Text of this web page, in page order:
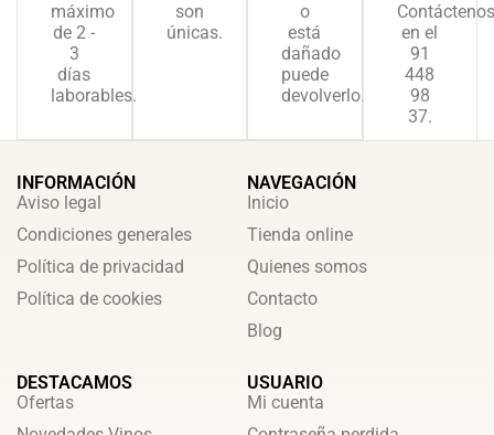
máximo
de 2 -
3
días
laborables.
son
únicas.
o
está
dañado
puede
devolverlo.
Contáctenos
en el
91
448
98
37.
INFORMACIÓN
Aviso legal
Condiciones generales
Política de privacidad
Política de cookies
NAVEGACIÓN
Inicio
Tienda online
Quienes somos
Contacto
Blog
DESTACAMOS
Ofertas
USUARIO
Mi cuenta